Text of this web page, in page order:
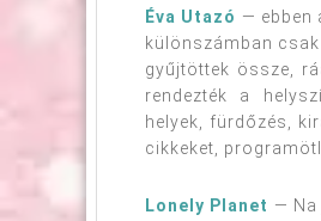
Éva Utazó — ebben
különszámban
gyűjtöttek össze,
rendezték a
helyek, fürdőzés,
cikkeket,
Lonely Planet — Na